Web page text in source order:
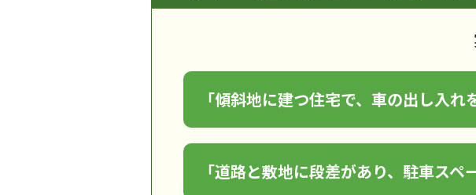
「傾斜地に建つ住宅で、車の出し入れ
「道路と敷地に段差があり、駐車スペ